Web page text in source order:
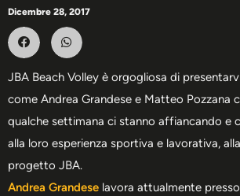
Dicembre 28, 2017
JBA Beach Volley è orgogliosa di
come Andrea Grandese e Matteo Pozzana
qualche settimana ci stanno affiancando e
alla loro esperienza sportiva e lavorativa,
progetto JBA.
Andrea Grandese lavora attualmente